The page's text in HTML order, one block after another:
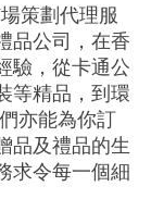
策劃代理服
品公司，在香
驗，從卡通公
等精品，到環
亦能為你訂
品及禮品的生
求令每一個細